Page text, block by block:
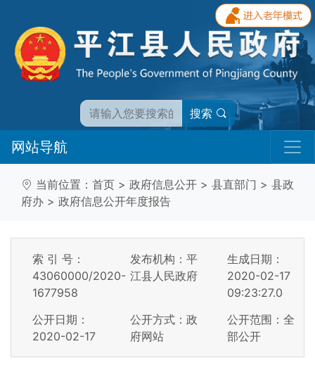
搜索
网站导航
当前位置： 首页 > 政府信息公开 > 县直部门 > 县政
府办 > 政府信息公开年度报告
索 引 号：
43060000/2020-
1677958
发布机构：平
江县人民政府
生成日期：
2020-02-17
09:23:27.0
公开日期：
2020-02-17
公开方式：政
府网站
公开范围：全
部公开